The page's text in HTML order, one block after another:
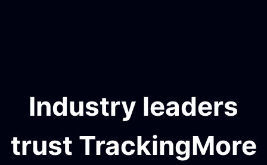
Industry leaders
trust TrackingMore